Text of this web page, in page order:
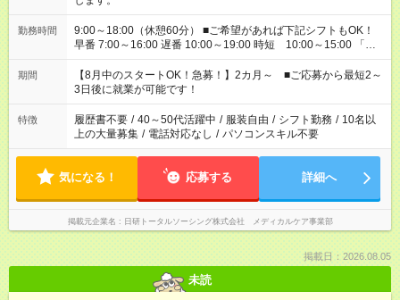
勤務時間
9:00～18:00（休憩60分） ■ご希望があれば下記シフトもOK！
早番 7:00～16:00 遅番 10:00～19:00 時短 10:00～15:00 「家
族と休みを合わせたい」 「余裕を持って夕飯の準備がしたい」
「できれば残業はしたくない」 など、ご希望を教えてください
ね。 ※Wワーク希望の方へ 今ご覧のお仕事で希望する勤務時間
と、もう1つのお仕事の勤務時間。 合計で週40時間を超える場
合は応募できません。
期間
【8月中のスタートOK！急募！】2カ月～ ■ご応募から最短2～
3日後に就業が可能です！
特徴 履歴書不要 / 40～50代活躍中 / 服装自由 / シフト勤務 / 10名以
上の大量募集 / 電話対応なし / パソコンスキル不要
気になる！ 応募する 詳細へ
掲載元企業名 日研トータルソーシング株式会社 メディカルケア事業部
掲載日：2026.08.05
未読